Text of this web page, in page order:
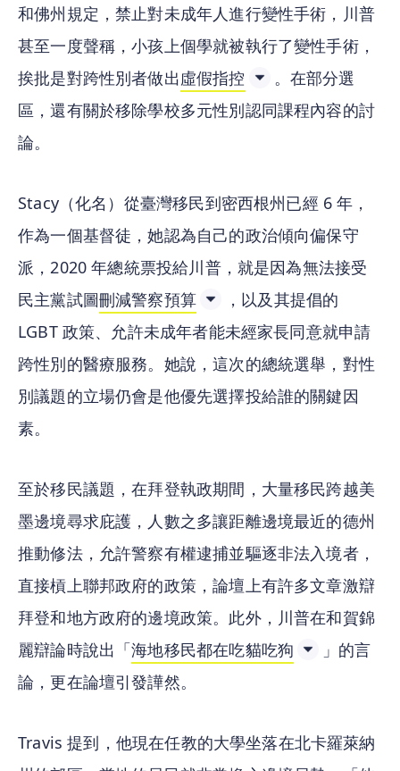
和佛州規定，禁止對未成年人進行變性手術，川普
甚至一度聲稱，小孩上個學就被執行了變性手術，
挨批是對跨性別者做出虛假指控
。在部分選
區，還有關於移除學校多元性別認同課程內容的討
論。
Stacy（化名）從臺灣移民到密西根州已經 6 年，
作為一個基督徒，她認為自己的政治傾向偏保守
派，2020 年總統票投給川普，就是因為無法接受
民主黨試圖刪減警察預算
，以及其提倡的
LGBT 政策、允許未成年者能未經家長同意就申請
跨性別的醫療服務。她說，這次的總統選舉，對性
別議題的立場仍會是他優先選擇投給誰的關鍵因
素。
至於移民議題，在拜登執政期間，大量移民跨越美
墨邊境尋求庇護，人數之多讓距離邊境最近的德州
推動修法，允許警察有權逮捕並驅逐非法入境者，
直接槓上聯邦政府的政策，論壇上有許多文章激辯
拜登和地方政府的邊境政策。此外，川普在和賀錦
麗辯論時說出「海地移民都在吃貓吃狗
」的言
論，更在論壇引發譁然。
Travis 提到，他現在任教的大學坐落在北卡羅萊納